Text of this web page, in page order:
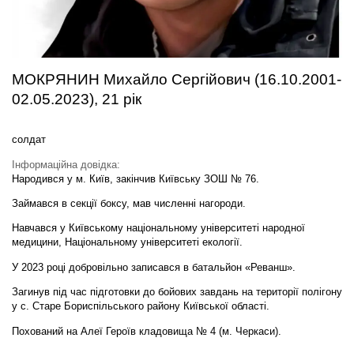
МОКРЯНИН Михайло Сергійович (16.10.2001-
02.05.2023), 21 рік
солдат
Інформаційна довідка:
Народився у м. Київ, закінчив Київську ЗОШ № 76.
Займався в секції боксу, мав численні нагороди.
Навчався у Київському національному університеті народної
медицини, Національному університеті екології.
У 2023 році добровільно записався в батальйон «Реванш».
Загинув під час підготовки до бойових завдань на території полігону
у с. Старе Бориспільського району Київської області.
Похований на Алеї Героїв кладовища № 4 (м. Черкаси).